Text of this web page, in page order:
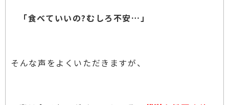
「食べていいの?むしろ不安…」
そんな声をよくいただきますが、